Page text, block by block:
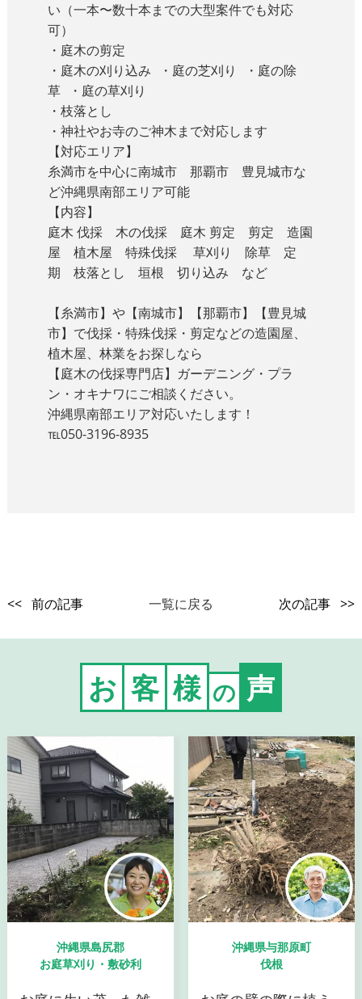
い（一本〜数十本までの大型案件でも対応
可）
・庭木の剪定
・庭木の刈り込み ・庭の芝刈り ・庭の除
草 ・庭の草刈り
・枝落とし
・神社やお寺のご神木まで対応します
【対応エリア】
糸満市を中心に南城市 那覇市 豊見城市な
ど沖縄県南部エリア可能
【内容】
庭木 伐採 木の伐採 庭木 剪定 剪定 造園
屋 植木屋 特殊伐採 草刈り 除草 定
期 枝落とし 垣根 切り込み など
【糸満市】や【南城市】【那覇市】【豊見城
市】で伐採・特殊伐採・剪定などの造園屋、
植木屋、林業をお探しなら
【庭木の伐採専門店】ガーデニング・プラ
ン・オキナワにご相談ください。
沖縄県南部エリア対応いたします！
℡050-3196-8935
<< 前の記事 一覧に戻る 次の記事 >>
お 客 様 の 声
沖縄県島尻郡
お庭草刈り・敷砂利
沖縄県与那原町
伐根